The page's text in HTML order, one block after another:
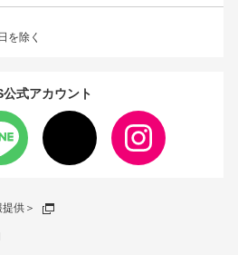
を除く
公式アカウント
供＞